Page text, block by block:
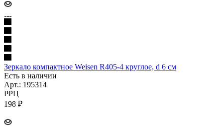
Зеркало компактное Weisen R405-4 круглое, d 6 см
Есть в наличии
Арт.: 195314
РРЦ
198 ₽